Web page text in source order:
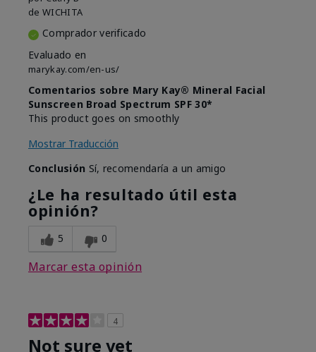
de WICHITA
Comprador verificado
Evaluado en
marykay.com/en-us/
Comentarios sobre Mary Kay® Mineral Facial
Sunscreen Broad Spectrum SPF 30*
This product goes on smoothly
Mostrar Traducción
Conclusión Sí, recomendaría a un amigo
¿Le ha resultado útil esta
opinión?
5 0
Marcar esta opinión
4
Not sure yet